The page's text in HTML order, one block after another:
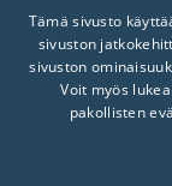
Tämä sivusto
sivuston
sivuston
Voit myös
pakollisten